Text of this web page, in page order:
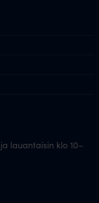
lauantaisin klo 10–